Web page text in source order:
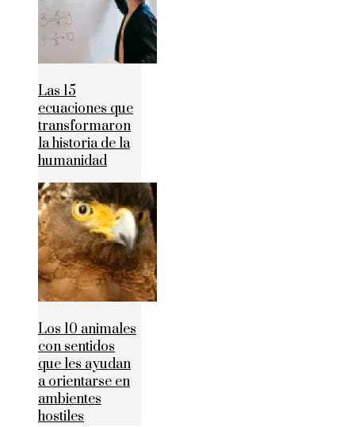
Las 15
ecuaciones que
transformaron
la historia de la
humanidad
Los 10 animales
con sentidos
que les ayudan
a orientarse en
ambientes
hostiles